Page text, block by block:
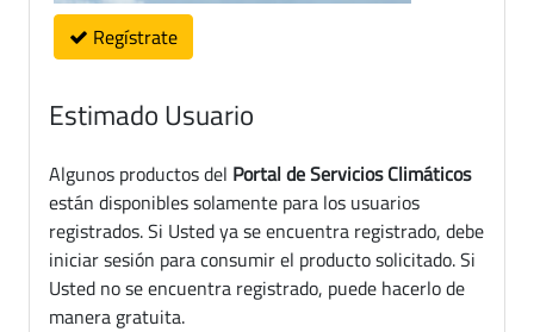
Regístrate
Estimado Usuario
Algunos productos del Portal de Servicios Climáticos
están disponibles solamente para los usuarios
registrados. Si Usted ya se encuentra registrado, debe
iniciar sesión para consumir el producto solicitado. Si
Usted no se encuentra registrado, puede hacerlo de
manera gratuita.